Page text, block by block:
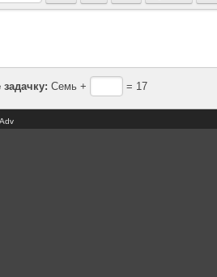
Семь + = 17